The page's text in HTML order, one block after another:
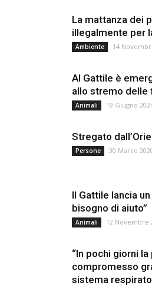
La mattanza dei
illegalmente per
Ambiente 14
Al Gattile è
allo stremo delle
Animali 19 Giugno
Stregato
Persone 30 Marzo
Il Gattile lancia
bisogno di aiuto”
Animali 12 Novembre
“In pochi giorni
compromesso
sistema